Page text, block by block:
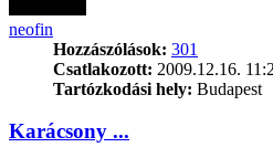
neofin
Hozzászólások: 301
Csatlakozott: 2009.12.16.
Tartózkodási hely: Budapest
Karácsony ...